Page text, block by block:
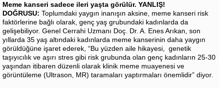
Meme kanseri sadece ileri yaşta görülür. YANLIŞ!
DOĞRUSU: Toplumdaki yaygın inanışın aksine, meme kanseri risk
faktörlerine bağlı olarak, genç yaş grubundaki kadınlarda da
gelişebiliyor. Genel Cerrahi Uzmanı Doç. Dr. A. Enes Arıkan, son
yıllarda 35 yaş altındaki kadınlarda meme kanserinin daha yaygın
görüldüğüne işaret ederek, “Bu yüzden aile hikayesi, genetik
taşıyıcılık ve aşırı stres gibi risk grubunda olan genç kadınların 25-30
yaşından itibaren düzenli olarak klinik meme muayenesi ve
görüntüleme (Ultrason, MR) taramaları yaptırmaları önemlidir” diyor.